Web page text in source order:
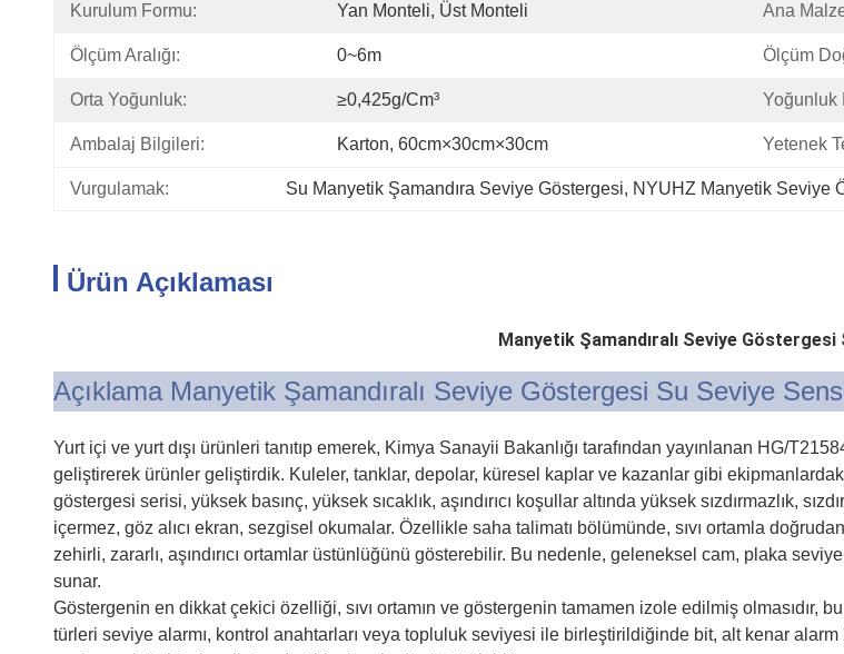
Kurulum Formu: Yan Monteli, Üst Monteli Ana
Ölçüm Aralığı: 0~6m Ölçüm
Orta Yoğunluk: ≥0,425g/cm³ Yoğunluk
Ambalaj Bilgileri: Karton, 60cm×30cm×30cm Yetenek
Vurgulamak: Su Manyetik Şamandıra Seviye Göstergesi, NYUHZ Manyetik Seviye
Ürün Açıklaması
Manyetik Şamandıralı Seviye
Açıklama Manyetik Şamandıralı Seviye Göstergesi Su Seviye
Yurt içi ve yurt dışı ürünleri tanıtıp emerek, Kimya Sanayii Bakanlığı tarafından yayınlanan HG/
geliştirerek ürünler geliştirdik. Kuleler, tanklar, depolar, küresel kaplar ve kazanlar gibi
göstergesi serisi, yüksek basınç, yüksek sıcaklık, aşındırıcı koşullar altında yüksek sızdırmazlık,
içermez, göz alıcı ekran, sezgisel okumalar. Özellikle saha talimatı bölümünde, sıvı ortamla
zehirli, zararlı, aşındırıcı ortamlar üstünlüğünü gösterebilir. Bu nedenle, geleneksel cam, plaka
sunar.
Göstergenin en dikkat çekici özelliği, sıvı ortamın ve göstergenin tamamen izole edilmiş olmasıdır,
türleri seviye alarmı, kontrol anahtarları veya topluluk seviyesi ile birleştirildiğinde bit, alt kenar